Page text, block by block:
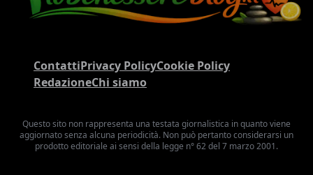
ContattiPrivacy PolicyCookie Policy
RedazioneChi siamo
Questo sito non rappresenta una testata giornalistica in quanto viene
aggiornato senza alcuna periodicità. Non può pertanto considerarsi un
prodotto editoriale ai sensi della legge n° 62 del 7 marzo 2001.